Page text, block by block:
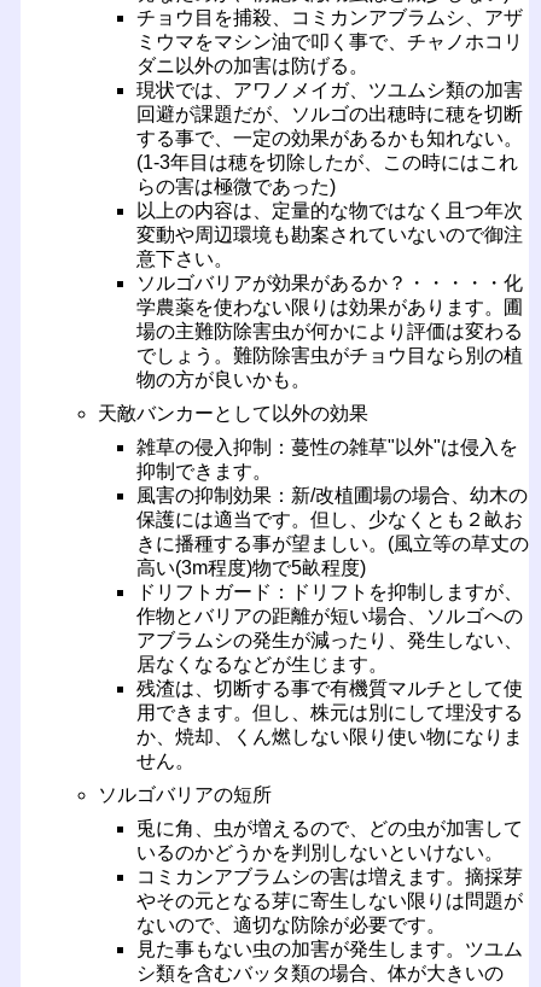
チョウ目を捕殺、コミカンアブラムシ、アザ
ミウマをマシン油で叩く事で、チャノホコリ
ダニ以外の加害は防げる。
現状では、アワノメイガ、ツユムシ類の加害
回避が課題だが、ソルゴの出穂時に穂を切断
する事で、一定の効果があるかも知れない。
(1-3年目は穂を切除したが、この時にはこれ
らの害は極微であった)
以上の内容は、定量的な物ではなく且つ年次
変動や周辺環境も勘案されていないので御注
意下さい。
ソルゴバリアが効果があるか？・・・・・化
学農薬を使わない限りは効果があります。圃
場の主難防除害虫が何かにより評価は変わる
でしょう。難防除害虫がチョウ目なら別の植
物の方が良いかも。
天敵バンカーとして以外の効果
雑草の侵入抑制：蔓性の雑草"以外"は侵入を
抑制できます。
風害の抑制効果：新/改植圃場の場合、幼木の
保護には適当です。但し、少なくとも２畝お
きに播種する事が望ましい。(風立等の草丈の
高い(3m程度)物で5畝程度)
ドリフトガード：ドリフトを抑制しますが、
作物とバリアの距離が短い場合、ソルゴへの
アブラムシの発生が減ったり、発生しない、
居なくなるなどが生じます。
残渣は、切断する事で有機質マルチとして使
用できます。但し、株元は別にして埋没する
か、焼却、くん燃しない限り使い物になりま
せん。
ソルゴバリアの短所
兎に角、虫が増えるので、どの虫が加害して
いるのかどうかを判別しないといけない。
コミカンアブラムシの害は増えます。摘採芽
やその元となる芽に寄生しない限りは問題が
ないので、適切な防除が必要です。
見た事もない虫の加害が発生します。ツユム
シ類を含むバッタ類の場合、体が大きいの